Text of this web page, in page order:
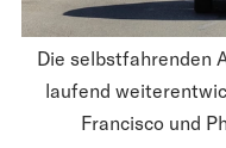
Die selbstfahrenden
laufend
Francisco und